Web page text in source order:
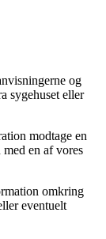
og
sygehuset eller
modtage en
en af vores
omkring
eventuelt